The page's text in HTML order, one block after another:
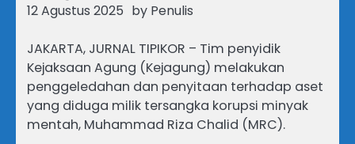
12 Agustus 2025 by Penulis
JAKARTA, JURNAL TIPIKOR – Tim penyidik
Kejaksaan Agung (Kejagung) melakukan
penggeledahan dan penyitaan terhadap aset
yang diduga milik tersangka korupsi minyak
mentah, Muhammad Riza Chalid (MRC).